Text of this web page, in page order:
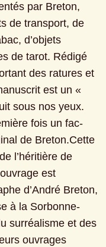
par Breton,
de transport, de
d’objets
de tarot. Rédigé
des ratures et
est un «
sous nos yeux.
fois un fac-
de Breton.Cette
l’héritière de
est
d’André Breton,
à la Sorbonne-
surréalisme et des
ouvrages